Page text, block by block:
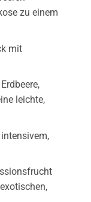
zu einem
mit
leichte,